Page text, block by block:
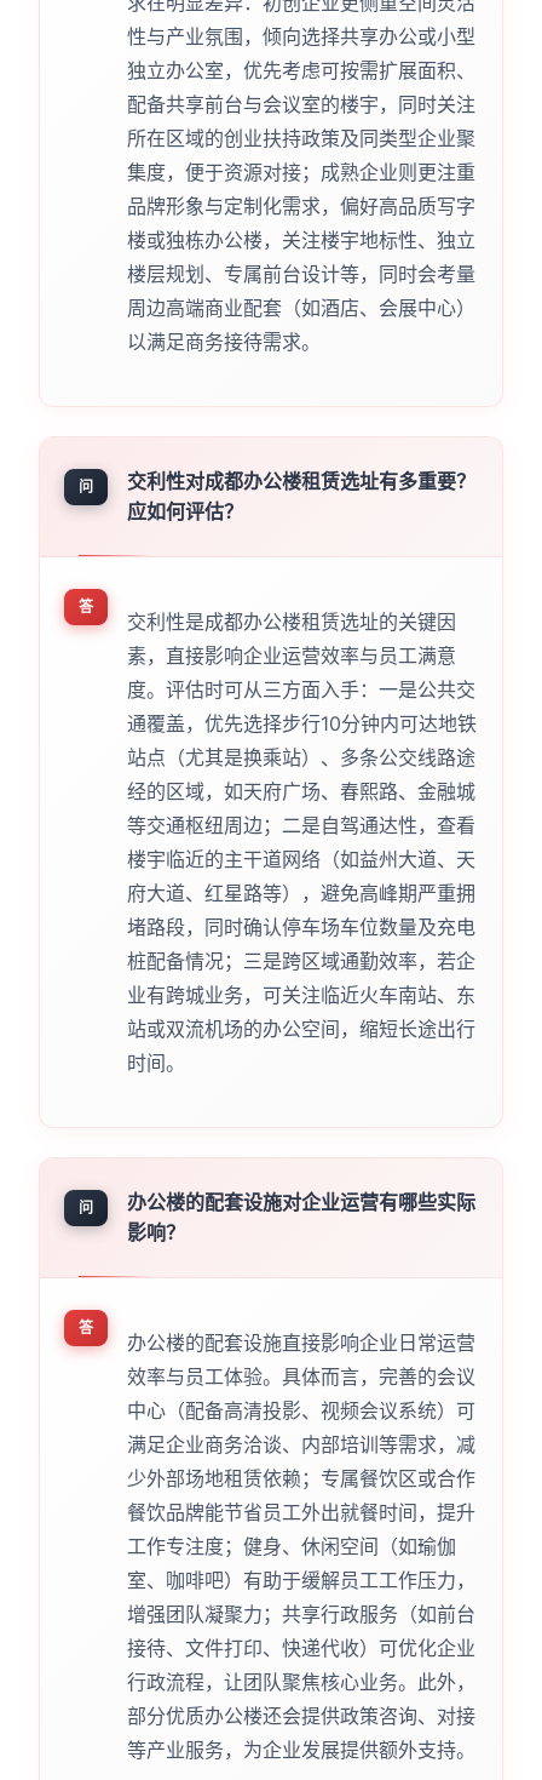
性与产业氛围，倾向选择共享办公或小型
独立办公室，优先考虑可按需扩展面积、
配备共享前台与会议室的楼宇，同时关注
所在区域的创业扶持政策及同类型企业聚
集度，便于资源对接；成熟企业则更注重
品牌形象与定制化需求，偏好高品质写字
楼或独栋办公楼，关注楼宇地标性、独立
楼层规划、专属前台设计等，同时会考量
周边高端商业配套（如酒店、会展中心）
以满足商务接待需求。
问
交利性对成都办公楼租赁选址有多重要？
应如何评估？
答
交利性是成都办公楼租赁选址的关键因
素，直接影响企业运营效率与员工满意
度。评估时可从三方面入手：一是公共交
通覆盖，优先选择步行10分钟内可达地铁
站点（尤其是换乘站）、多条公交线路途
经的区域，如天府广场、春熙路、金融城
等交通枢纽周边；二是自驾通达性，查看
楼宇临近的主干道网络（如益州大道、天
府大道、红星路等），避免高峰期严重拥
堵路段，同时确认停车场车位数量及充电
桩配备情况；三是跨区域通勤效率，若企
业有跨城业务，可关注临近火车南站、东
站或双流机场的办公空间，缩短长途出行
时间。
问
办公楼的配套设施对企业运营有哪些实际
影响？
答
办公楼的配套设施直接影响企业日常运营
效率与员工体验。具体而言，完善的会议
中心（配备高清投影、视频会议系统）可
满足企业商务洽谈、内部培训等需求，减
少外部场地租赁依赖；专属餐饮区或合作
餐饮品牌能节省员工外出就餐时间，提升
工作专注度；健身、休闲空间（如瑜伽
室、咖啡吧）有助于缓解员工工作压力，
增强团队凝聚力；共享行政服务（如前台
接待、文件打印、快递代收）可优化企业
行政流程，让团队聚焦核心业务。此外，
部分优质办公楼还会提供政策咨询、对接
等产业服务，为企业发展提供额外支持。